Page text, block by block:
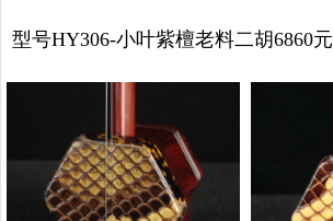
型号HY306-小叶紫檀老料二胡6860元